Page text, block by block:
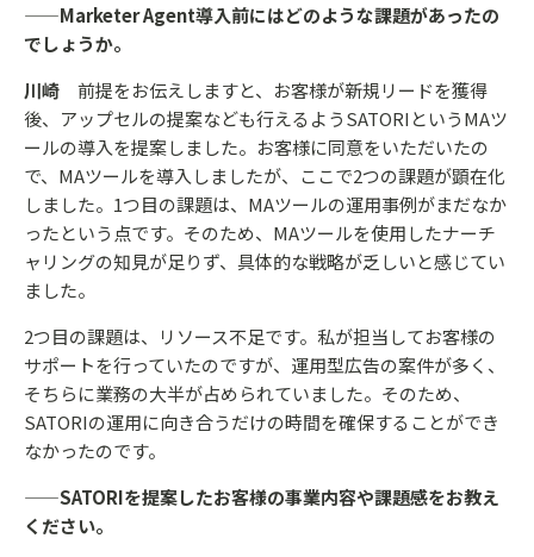
——Marketer Agent導入前にはどのような課題があったの
でしょうか。
川崎 前提をお伝えしますと、お客様が新規リードを獲得
後、アップセルの提案なども行えるようSATORIというMAツ
ールの導入を提案しました。お客様に同意をいただいたの
で、MAツールを導入しましたが、ここで2つの課題が顕在化
しました。1つ目の課題は、MAツールの運用事例がまだなか
ったという点です。そのため、MAツールを使用したナーチ
ャリングの知見が足りず、具体的な戦略が乏しいと感じてい
ました。
2つ目の課題は、リソース不足です。私が担当してお客様の
サポートを行っていたのですが、運用型広告の案件が多く、
そちらに業務の大半が占められていました。そのため、
SATORIの運用に向き合うだけの時間を確保することができ
なかったのです。
——SATORIを提案したお客様の事業内容や課題感をお教え
ください。